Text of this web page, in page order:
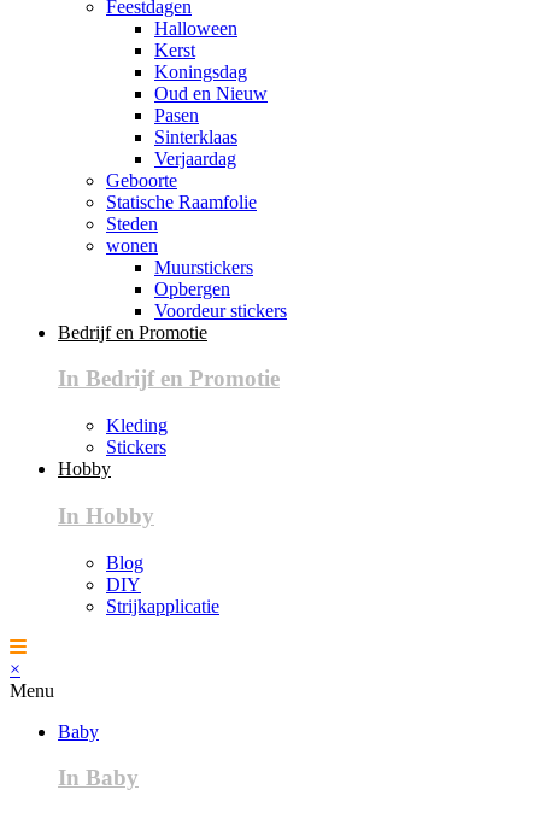
Feestdagen
Halloween
Kerst
Koningsdag
Oud en Nieuw
Pasen
Sinterklaas
Verjaardag
Geboorte
Statische Raamfolie
Steden
wonen
Muurstickers
Opbergen
Voordeur stickers
Bedrijf en Promotie
In Bedrijf en Promotie
Kleding
Stickers
Hobby
In Hobby
Blog
DIY
Strijkapplicatie
×
Menu
Baby
In Baby